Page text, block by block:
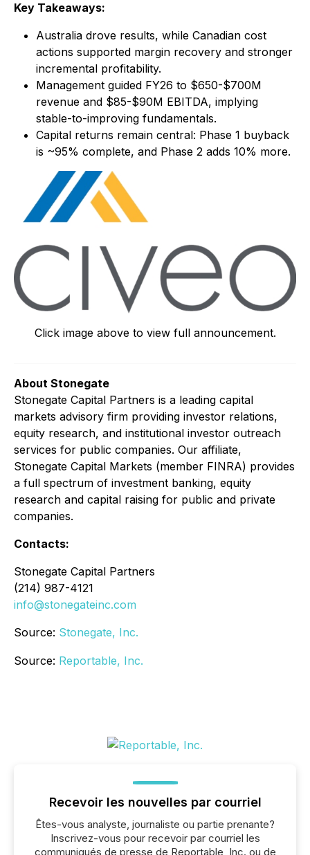
Key Takeaways:
Australia drove results, while Canadian cost
actions supported margin recovery and stronger
incremental profitability.
Management guided FY26 to $650-$700M
revenue and $85-$90M EBITDA, implying
stable-to-improving fundamentals.
Capital returns remain central: Phase 1 buyback
is ~95% complete, and Phase 2 adds 10% more.
Click image above to view full announcement.
About Stonegate
Stonegate Capital Partners is a leading capital
markets advisory firm providing investor relations,
equity research, and institutional investor outreach
services for public companies. Our affiliate,
Stonegate Capital Markets (member FINRA) provides
a full spectrum of investment banking, equity
research and capital raising for public and private
companies.
Contacts:
Stonegate Capital Partners
(214) 987-4121
info@stonegateinc.com
Source: Stonegate, Inc.
Source: Reportable, Inc.
Recevoir les nouvelles par courriel
Êtes-vous analyste, journaliste ou partie prenante?
Inscrivez-vous pour recevoir par courriel les
communiqués de presse de Reportable, Inc. ou de